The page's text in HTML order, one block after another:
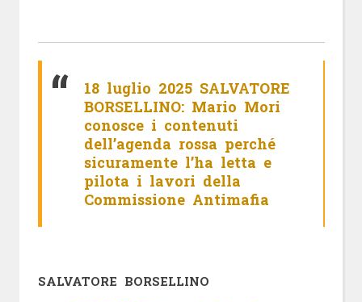
18 luglio 2025 SALVATORE
BORSELLINO: Mario Mori
conosce i contenuti
dell’agenda rossa perché
sicuramente l’ha letta e
pilota i lavori della
Commissione Antimafia
SALVATORE BORSELLINO